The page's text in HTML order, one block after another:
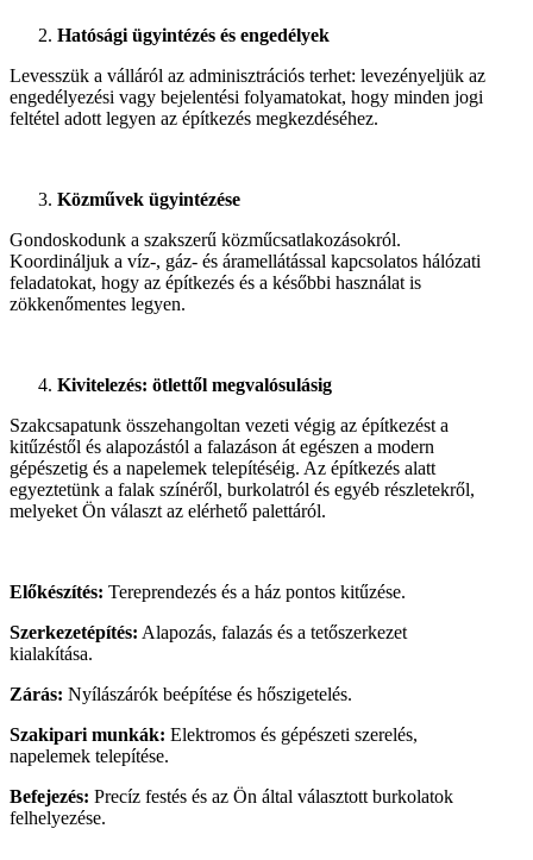
Hatósági ügyintézés és engedélyek
Levesszük a válláról az adminisztrációs terhet: levezényeljük az
engedélyezési vagy bejelentési folyamatokat, hogy minden jogi
feltétel adott legyen az építkezés megkezdéséhez.
Közművek ügyintézése
Gondoskodunk a szakszerű közműcsatlakozásokról.
Koordináljuk a víz-, gáz- és áramellátással kapcsolatos hálózati
feladatokat, hogy az építkezés és a későbbi használat is
zökkenőmentes legyen.
Kivitelezés: ötlettől megvalósulásig
Szakcsapatunk összehangoltan vezeti végig az építkezést a
kitűzéstől és alapozástól a falazáson át egészen a modern
gépészetig és a napelemek telepítéséig. Az építkezés alatt
egyeztetünk a falak színéről, burkolatról és egyéb részletekről,
melyeket Ön választ az elérhető palettáról.
Előkészítés: Tereprendezés és a ház pontos kitűzése.
Szerkezetépítés: Alapozás, falazás és a tetőszerkezet
kialakítása.
Zárás: Nyílászárók beépítése és hőszigetelés.
Szakipari munkák: Elektromos és gépészeti szerelés,
napelemek telepítése.
Befejezés: Precíz festés és az Ön által választott burkolatok
felhelyezése.